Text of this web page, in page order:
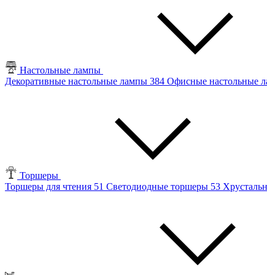
Настольные лампы
Декоративные настольные лампы 384 Офисные настольные
Торшеры
Торшеры для чтения 51 Светодиодные торшеры 53